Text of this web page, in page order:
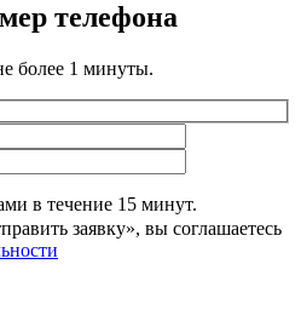
телефона
более 1 минуты.
в течение 15 минут.
заявку», вы соглашаетесь